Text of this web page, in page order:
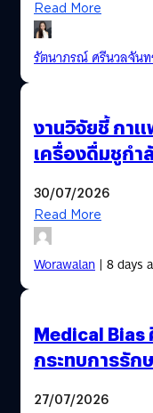
Read More
รัตนาภรณ์ ศรีนวลจัน
งานวิจัยชี้ กา
เครื่องดื่มชูกำ
30/07/2026
Read More
Worawalan| 8 days
Medical Bias
กระทบการรัก
27/07/2026